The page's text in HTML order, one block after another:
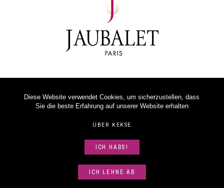
Diese Website verwendet Cookies, um sicherzustellen, dass
Sie die beste Erfahrung auf unserer Website erhalten
ÜBER KEKSE
ICH HABS!
ICH LEHNE AB